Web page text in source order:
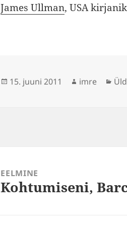
James Ullman, USA
Postitatud
15. juuni 2011 Autor
imre
EELMINE
Eelmine
Kohtumiseni,